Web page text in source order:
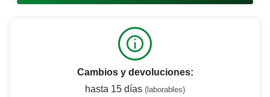
Cambios y devoluciones:
hasta 15 días (laborables)